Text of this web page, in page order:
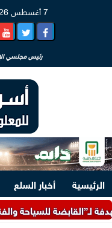
7 أغسطس 2026
رئيس مجلسي
الرئيسية أخبار السلع